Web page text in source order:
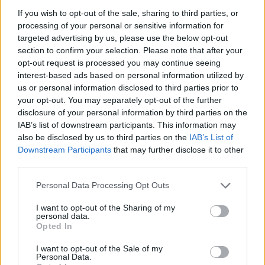
If you wish to opt-out of the sale, sharing to third parties, or
processing of your personal or sensitive information for
targeted advertising by us, please use the below opt-out
section to confirm your selection. Please note that after your
opt-out request is processed you may continue seeing
interest-based ads based on personal information utilized by
us or personal information disclosed to third parties prior to
your opt-out. You may separately opt-out of the further
disclosure of your personal information by third parties on the
IAB’s list of downstream participants. This information may
also be disclosed by us to third parties on the IAB’s List of
Downstream Participants that may further disclose it to other
Personal Data Processing Opt Outs
I want to opt-out of the Sharing of my
personal data.
Opted In
I want to opt-out of the Sale of my
Personal Data.
ανασκαφών του Μετρό.
Ο κ. Μητσοτάκης επισήμανε ότι σε λίγες
εβδομάδες θα ξανάρθει στον ίδιο χώρο για τα
εγκαίνια του Μητροπολιτικού Πάρκου Παύλου
Μελά, στο οποίο θα λειτουργήσουν, επίσης, το
Μουσείο του Προσφυγικού Ελληνισμού και το
Μουσείο της Εθνικής Αντίστασης και σημείωσε:
«Με το Μητροπολιτικό Πάρκο διαμορφώνουμε,
εδώ στη δυτική Θεσσαλονίκη, όπως είχαμε
δεσμευτεί, μία αληθινή αστική αλλά και
πολιτιστική όαση για τους εκατοντάδες χιλιάδες
κατοίκους της. Έναν περίπατο στη φύση αλλά και
ένα χρήσιμο ταξίδι στη συλλογική μας μνήμη».
Και πρόσθεσε πως «Δημιουργούμε έναν μοναδικό